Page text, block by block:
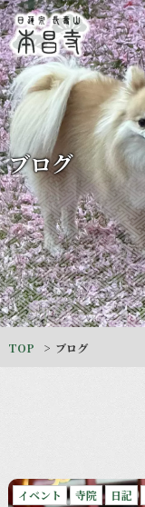
ブログ
TOP ブログ
イベント 寺院 日記